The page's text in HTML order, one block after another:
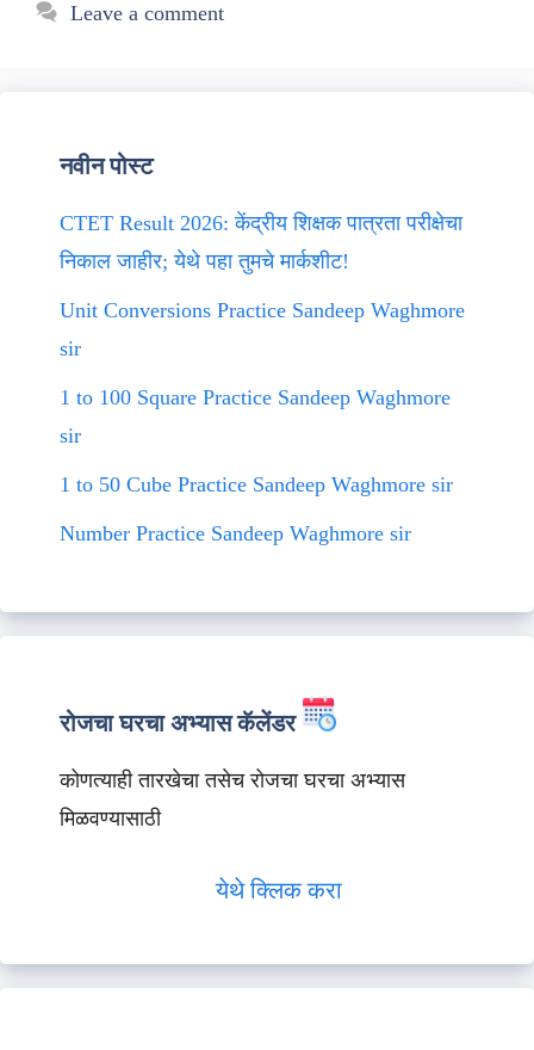
Leave a comment
नवीन पोस्ट
CTET Result 2026: केंद्रीय शिक्षक पात्रता परीक्षेचा
निकाल जाहीर; येथे पहा तुमचे मार्कशीट!
Unit Conversions Practice Sandeep Waghmore
sir
1 to 100 Square Practice Sandeep Waghmore
sir
1 to 50 Cube Practice Sandeep Waghmore sir
Number Practice Sandeep Waghmore sir
रोजचा घरचा अभ्यास कॅलेंडर
कोणत्याही तारखेचा तसेच रोजचा घरचा अभ्यास
मिळवण्यासाठी
येथे क्लिक करा